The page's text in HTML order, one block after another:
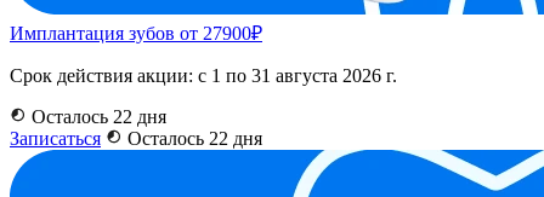
Имплантация зубов от 27900₽
Срок действия акции: с 1 по 31 августа 2026 г.
Осталось 22 дня
Записаться
Осталось 22 дня